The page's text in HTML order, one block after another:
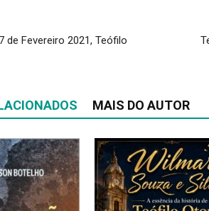
de Fevereiro 2021, Teófilo
MAIS DO AUTOR